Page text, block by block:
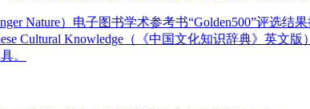
Nature）电子图书学术参考书“Golden500”评选
Cultural Knowledge（《中国文化知识辞典》英
。